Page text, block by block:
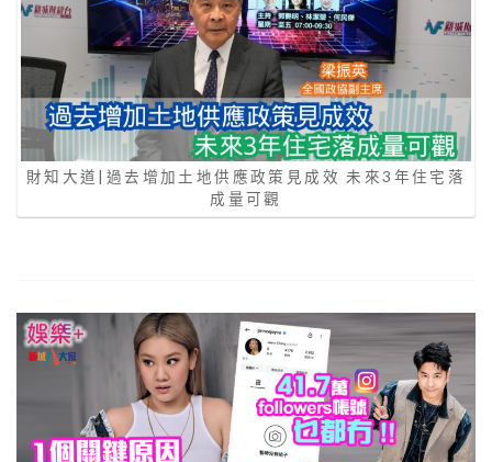
財知大道|過去增加土地供應政策見成效 未來3年住宅落
成量可觀